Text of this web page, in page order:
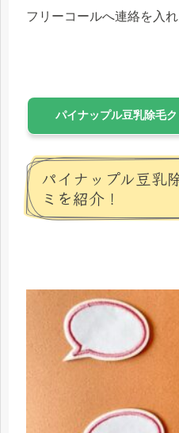
フリーコールへ連絡を入れ
パイナップル豆乳除毛
パイナップル豆乳
ミを紹介！